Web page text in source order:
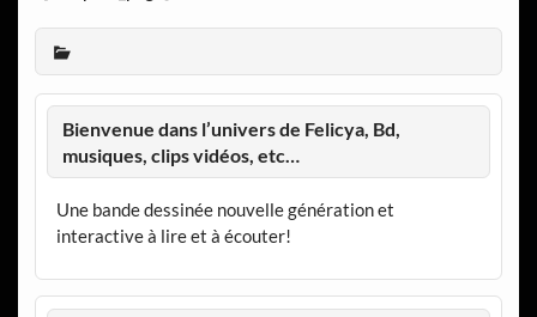
Bienvenue dans l’univers de Felicya, Bd,
musiques, clips vidéos, etc…
Une bande dessinée nouvelle génération et
interactive à lire et à écouter!